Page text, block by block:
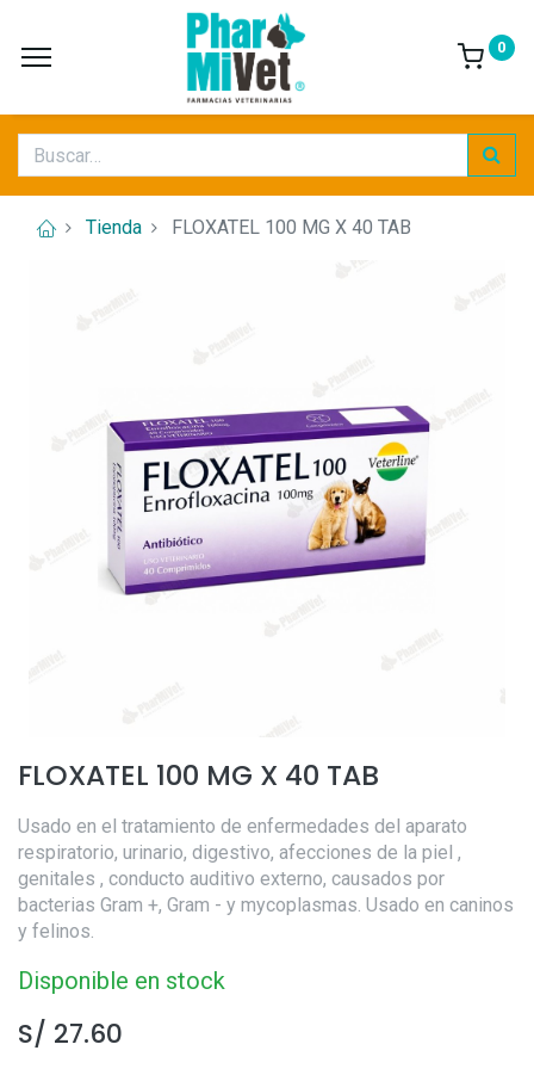
0
Tienda FLOXATEL 100 MG X 40 TAB
FLOXATEL 100 MG X 40 TAB
Usado en el tratamiento de enfermedades del aparato
respiratorio, urinario, digestivo, afecciones de la piel ,
genitales , conducto auditivo externo, causados por
bacterias Gram +, Gram - y mycoplasmas. Usado en caninos
y felinos.
Disponible en stock
S/ 27.60